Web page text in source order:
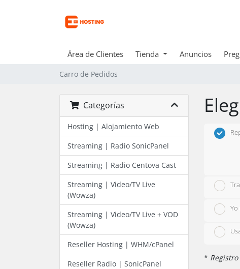
Área de Clientes Tienda Anuncios
Carro de Pedidos
Categorías
Hosting | Alojamiento Web
Streaming | Radio SonicPanel
Streaming | Radio Centova Cast
Streaming | Video/TV Live
(Wowza)
Streaming | Video/TV Live + VOD
(Wowza)
Reseller Hosting | WHM/cPanel
Reseller Radio | SonicPanel
*